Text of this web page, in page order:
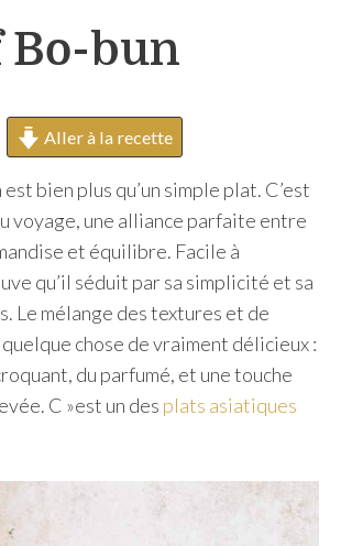
e
Bo-bun
Aller à la recette
bien plus qu’un simple plat. C’est
voyage, une alliance parfaite entre
et équilibre. Facile à
qu’il séduit par sa simplicité et sa
Le mélange des textures et de
chose de vraiment délicieux :
du parfumé, et une touche
C »est un des plats asiatiques